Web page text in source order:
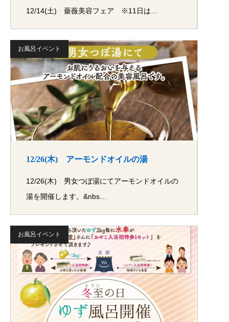
12/14(土) 薔薇美容フェア ※11日は…
お風呂イベント
12/26(木) アーモンドオイルの湯
12/26(木) 男女つぼ湯にてアーモンドオイルの
湯を開催します。&nbs…
お風呂イベント